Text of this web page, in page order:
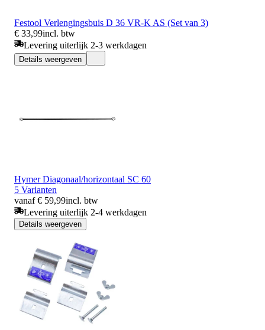
Festool Verlengingsbuis D 36 VR-K AS (Set van 3)
€ 33,99incl. btw
Levering uiterlijk 2-3 werkdagen
Details weergeven
Hymer Diagonaal/horizontaal SC 60
5 Varianten
vanaf € 59,99incl. btw
Levering uiterlijk 2-4 werkdagen
Details weergeven